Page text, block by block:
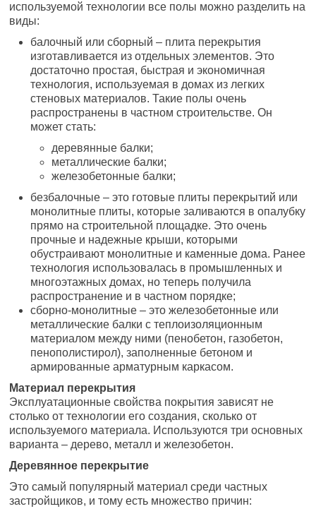
используемой технологии все полы можно разделить на
виды:
балочный или сборный – плита перекрытия
изготавливается из отдельных элементов. Это
достаточно простая, быстрая и экономичная
технология, используемая в домах из легких
стеновых материалов. Такие полы очень
распространены в частном строительстве. Он
может стать:
деревянные балки;
металлические балки;
железобетонные балки;
безбалочные – это готовые плиты перекрытий или
монолитные плиты, которые заливаются в опалубку
прямо на строительной площадке. Это очень
прочные и надежные крыши, которыми
обустраивают монолитные и каменные дома. Ранее
технология использовалась в промышленных и
многоэтажных домах, но теперь получила
распространение и в частном порядке;
сборно-монолитные – это железобетонные или
металлические балки с теплоизоляционным
материалом между ними (пенобетон, газобетон,
пенополистирол), заполненные бетоном и
армированные арматурным каркасом.
Материал перекрытия
Эксплуатационные свойства покрытия зависят не
столько от технологии его создания, сколько от
используемого материала. Используются три основных
варианта – дерево, металл и железобетон.
Деревянное перекрытие
Это самый популярный материал среди частных
застройщиков, и тому есть множество причин: